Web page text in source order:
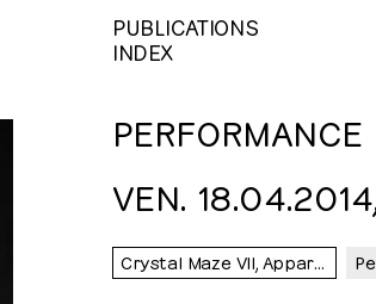
PUBLICATIONS
INDEX
PERFORMANCE
VEN.
Crystal Maze VII, Appartement à transformations